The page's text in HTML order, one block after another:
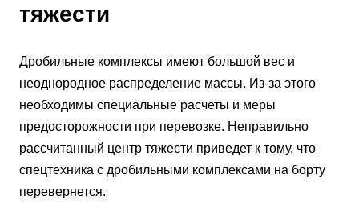
тяжести
Дробильные комплексы имеют большой вес и
неоднородное распределение массы. Из-за этого
необходимы специальные расчеты и меры
предосторожности при перевозке. Неправильно
рассчитанный центр тяжести приведет к тому, что
спецтехника с дробильными комплексами на борту
перевернется.